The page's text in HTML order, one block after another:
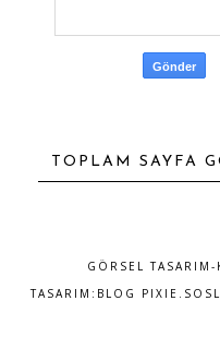
TOPLAM SAYFA
GÖRSEL
TASARIM: BLOG PIXIE